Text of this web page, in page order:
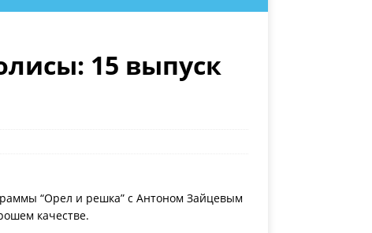
15 выпуск
“Орел и решка” с Антоном Зайцевым
качестве.